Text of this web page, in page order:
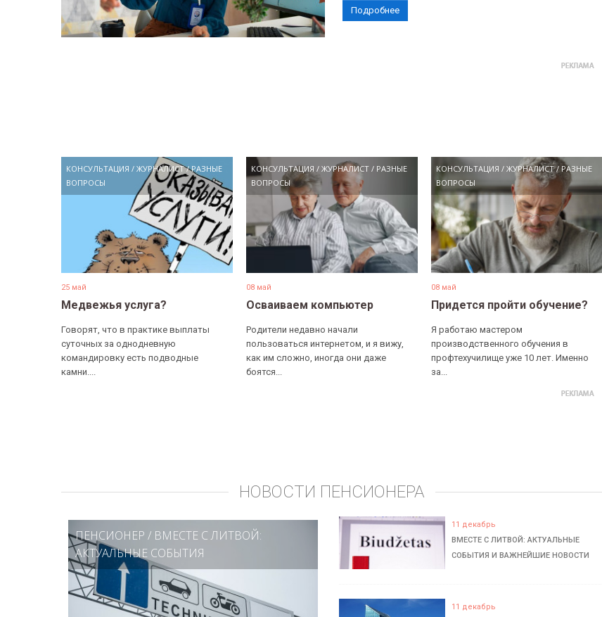
Подробнее
КОНСУЛЬТАЦИЯ / ЖУРНАЛИСТ/РАЗНЫЕ
ВОПРОСЫ
25 май
Медвежья услуга?
Говорят, что в практике выплаты
суточных за однодневную
командировку есть подводные
камни....
КОНСУЛЬТАЦИЯ /ЖУРНАЛИСТ / РАЗНЫЕ
ВОПРОСЫ
08 май
Осваиваем компьютер
Родители недавно начали
пользоваться интернетом, и я вижу,
как им сложно, иногда они даже
боятся...
КОНСУЛЬТАЦИЯ /ЖУРНАЛИСТ/ РАЗНЫЕ
ВОПРОСЫ
08 май
Придется пройти обучение?
Я работаю мастером
производственного обучения в
профтехучилище уже 10 лет. Именно
за...
НОВОСТИ ПЕНСИОНЕРА
ПЕНСИОНЕР / ВМЕСТЕ С ЛИТВОЙ:
АКТУАЛЬНЫЕ СОБЫТИЯ
11 декабрь
ВМЕСТЕ С ЛИТВОЙ: АКТУАЛЬНЫЕ
СОБЫТИЯ И ВАЖНЕЙШИЕ НОВОСТИ
11 декабрь